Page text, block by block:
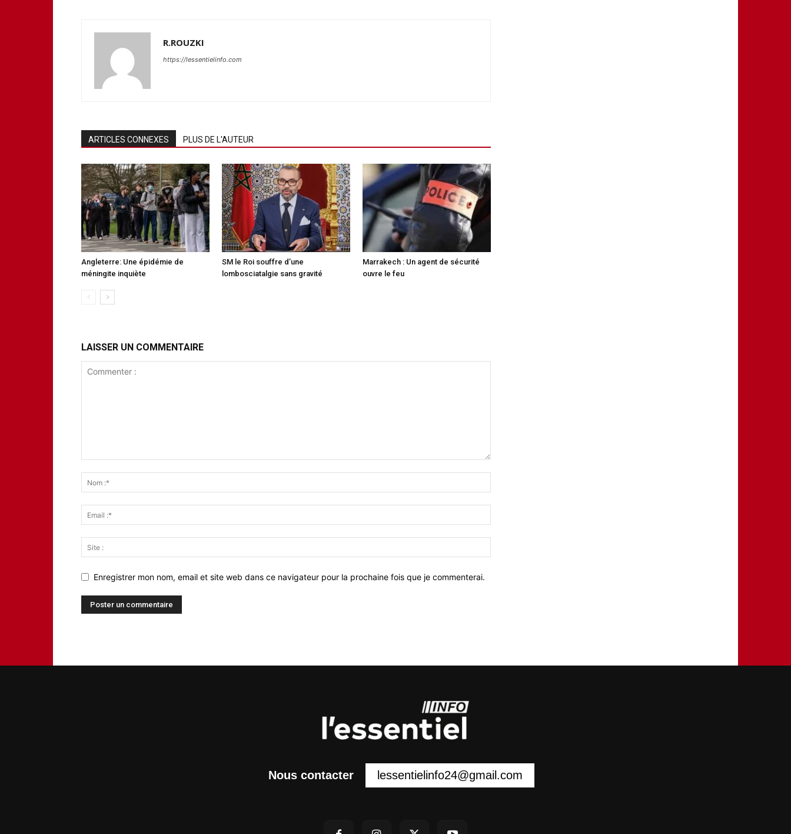
R.ROUZKI
https://lessentielinfo.com
ARTICLES CONNEXES PLUS DE L'AUTEUR
Angleterre: Une épidémie de
méningite inquiète
SM le Roi souffre d’une
lombosciatalgie sans gravité
Marrakech : Un agent de sécurité
ouvre le feu
LAISSER UN COMMENTAIRE
Enregistrer mon nom, email et site web dans ce navigateur pour la prochaine fois que je commenterai.
Nous contacter lessentielinfo24@gmail.com